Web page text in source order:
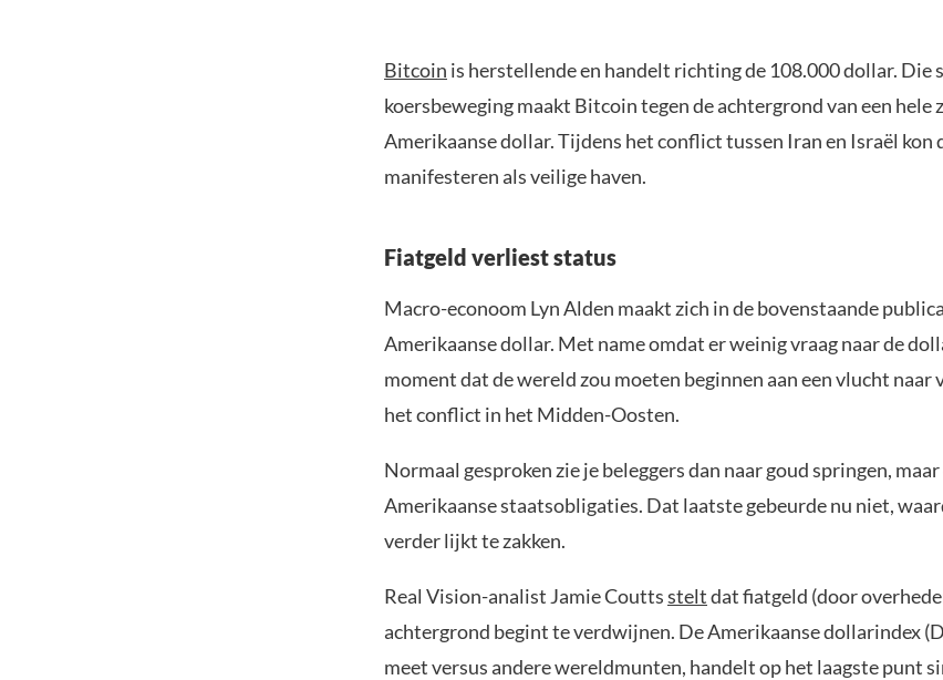
Bitcoin is herstellende en handelt richting de 108.000 dollar. Die
koersbeweging maakt Bitcoin tegen de achtergrond van een hele
Amerikaanse dollar. Tijdens het conflict tussen Iran en Israël kon
manifesteren als veilige haven.
Fiatgeld verliest status
Macro-econoom Lyn Alden maakt zich in de bovenstaande
Amerikaanse dollar. Met name omdat er weinig vraag naar de
moment dat de wereld zou moeten beginnen aan een vlucht naar
het conflict in het Midden-Oosten.
Normaal gesproken zie je beleggers dan naar goud springen,
Amerikaanse staatsobligaties. Dat laatste gebeurde nu niet,
verder lijkt te zakken.
Real Vision-analist Jamie Couttssteltdat fiatgeld (door
achtergrond begint te verdwijnen. De Amerikaanse dollarindex
meet versus andere wereldmunten, handelt op het laagste punt